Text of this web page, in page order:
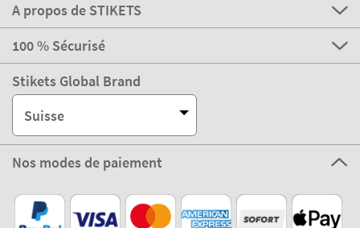
A propos de STIKETS
100 % Sécurisé
Stikets Global Brand
Suisse
Nos modes de paiement